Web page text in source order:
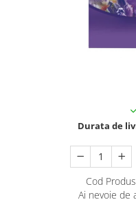
Solutie de indepartat
Produse pentru coafat
Produse pentru curatarea
Tratament pentru par,
pentru par, masca de par
Vata demachianta
Durata de
Cod
Ai nevoie de